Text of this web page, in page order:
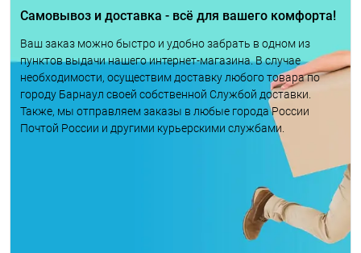
Самовывоз и доставка - всё для вашего комфорта!
Ваш заказ можно быстро и удобно забрать в одном из
пунктов выдачи нашего интернет-магазина. В случае
необходимости, осуществим доставку любого товара по
городу Барнаул своей собственной Службой доставки.
Также, мы отправляем заказы в любые города России
Почтой России и другими курьерскими службами.